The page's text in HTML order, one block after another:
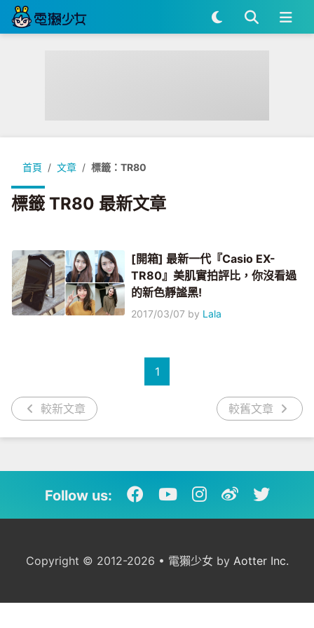
首頁 文章 標籤：TR80
標籤 TR80 最新文章
[開箱] 最新一代『Casio EX-
TR80』美肌實拍評比，你沒看過
的新色靜謐黑!
2017/03/07 by Lala
較新文章
1
較舊文章
Follow us:
Copyright © 2012-2026 • 電獺少女 by Aotter Inc.